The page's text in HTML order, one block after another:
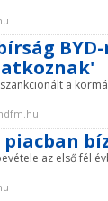
a
az első fél